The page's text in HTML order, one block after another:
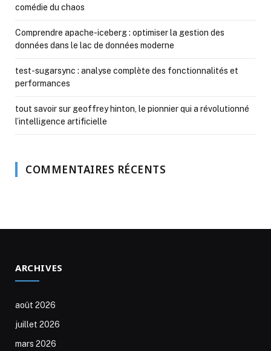
comédie du chaos
Comprendre apache-iceberg : optimiser la gestion des
données dans le lac de données moderne
test-sugarsync : analyse complète des fonctionnalités et
performances
tout savoir sur geoffrey hinton, le pionnier qui a révolutionné
l’intelligence artificielle
COMMENTAIRES RÉCENTS
ARCHIVES
août 2026
juillet 2026
mars 2026